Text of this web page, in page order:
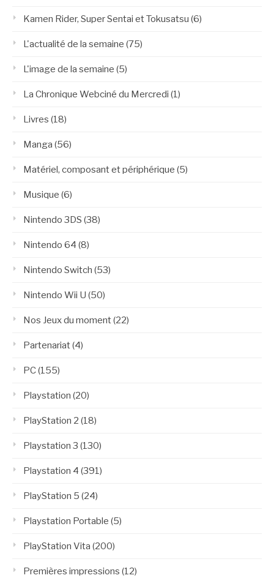
Kamen Rider, Super Sentai et Tokusatsu (6)
L'actualité de la semaine (75)
L'image de la semaine (5)
La Chronique Webciné du Mercredi (1)
Livres (18)
Manga (56)
Matériel, composant et périphérique (5)
Musique (6)
Nintendo 3DS (38)
Nintendo 64 (8)
Nintendo Switch (53)
Nintendo Wii U (50)
Nos Jeux du moment(22)
Partenariat(4)
PC(155)
Playstation (20)
PlayStation 2 (18)
Playstation 3 (130)
Playstation 4 (391)
PlayStation 5 (24)
Playstation Portable (5)
PlayStation Vita (200)
Premières impressions (12)